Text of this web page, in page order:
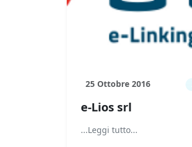
25 Ottobre 2016
e-Lios srl
...Leggi tutto...